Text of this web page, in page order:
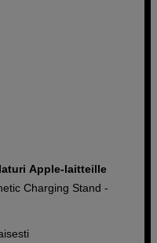
Apple-laitteille
Charging Stand -